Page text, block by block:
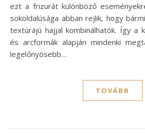
ezt a frizurát különböző
sokoldalúsága abban rejlik, hogy
textúrájú hajjal kombinálhatók. Így a
és arcformák alapján mindenki
legelőnyösebb…
TOVÁBB